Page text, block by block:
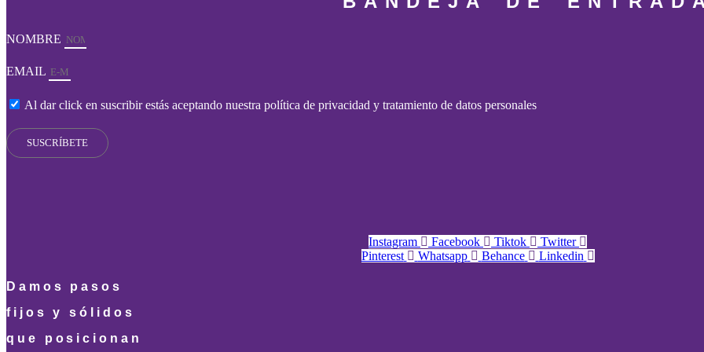
NOMBRE
EMAIL
Al dar click en suscribir estás aceptando nuestra política de privacidad y tratamiento de datos personales
SUSCRÍBETE
Instagram Facebook Tiktok
Twitter
Pinterest
Whatsapp Behance Linkedin
Damos pasos
fijos y sólidos
que posicionan